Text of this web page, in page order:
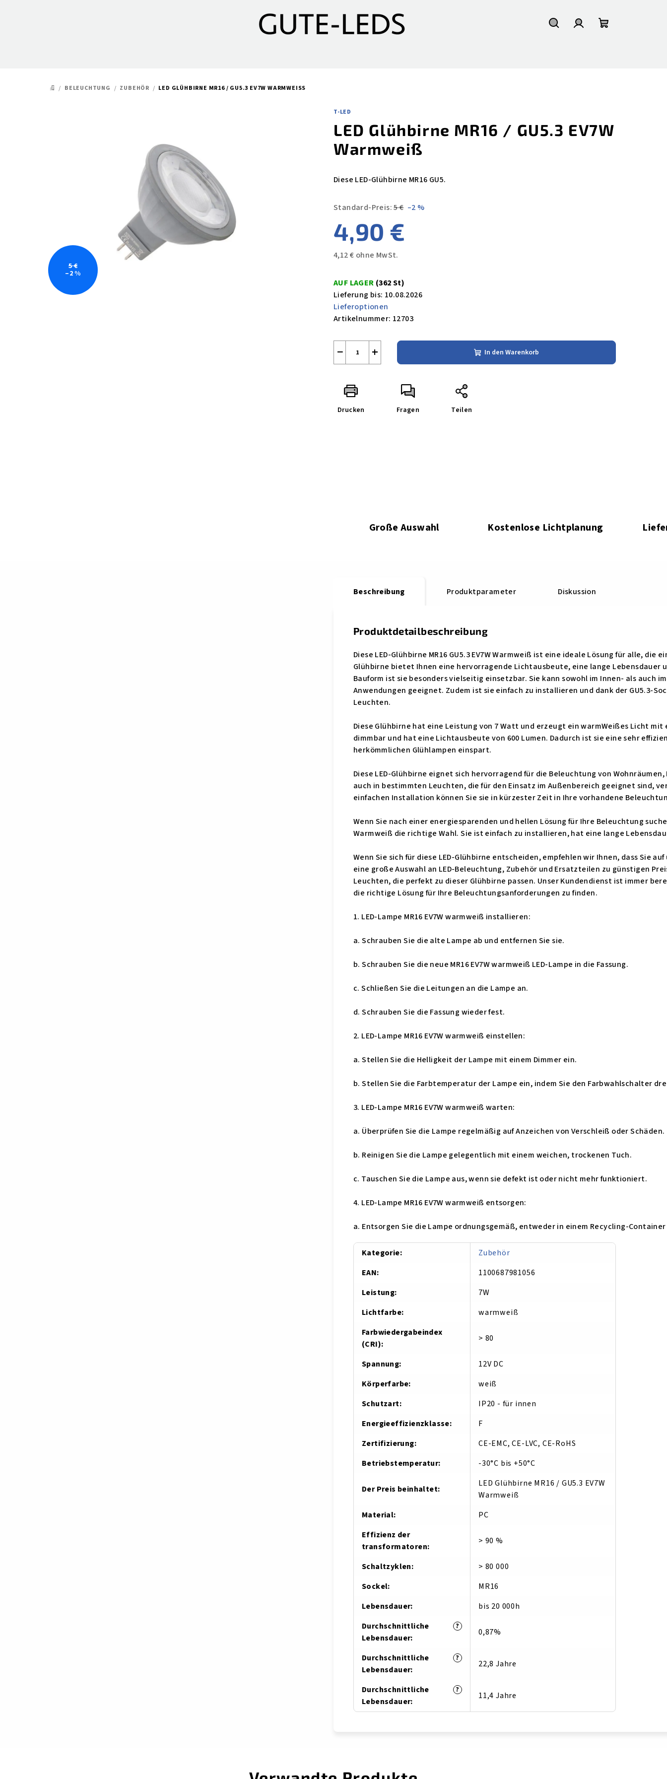
STARTSEITE
/ BELEUCHTUNG / ZU­BE­HÖR / LED GLÜHBIRNE MR16 / GU5.3 EV7W WARMWEISS
T-LED
LED Glühbirne MR16 / GU5.3 EV7W
Warmweiß
Diese LED-Glühbirne MR16 GU5.
Standard-Preis: 5 € –2 %
4,90 €
4,12 € ohne MwSt.
AUF LAGER (362 St)
Lieferung bis: 10.08.2026
Lieferoptionen
Artikelnummer: 12703
+
− In den Warenkorb
Drucken Fragen Teilen
5 €
–2 %
Große Auswahl Kostenlose Lichtplanung
Beschreibung Produktparameter Diskussion
Produktdetailbeschreibung
Diese LED-Glühbirne MR16 GU5.3 EV7W Warmweiß ist eine ideale Lösung für alle,
Glühbirne bietet Ihnen eine hervorragende Lichtausbeute, eine lange Lebensdauer
Bauform ist sie besonders vielseitig einsetzbar. Sie kann sowohl im Innen- als auch
Anwendungen geeignet. Zudem ist sie einfach zu installieren und dank der GU5.3-
Leuchten.
Diese Glühbirne hat eine Leistung von 7 Watt und erzeugt ein warmWeißes Licht
dimmbar und hat eine Lichtausbeute von 600 Lumen. Dadurch ist sie eine sehr
herkömmlichen Glühlampen einspart.
Diese LED-Glühbirne eignet sich hervorragend für die Beleuchtung von
auch in bestimmten Leuchten, die für den Einsatz im Außenbereich geeignet sind,
einfachen Installation können Sie sie in kürzester Zeit in Ihre vorhandene
Wenn Sie nach einer energiesparenden und hellen Lösung für Ihre Beleuchtung
Warmweiß die richtige Wahl. Sie ist einfach zu installieren, hat eine lange
Wenn Sie sich für diese LED-Glühbirne entscheiden, empfehlen wir Ihnen, dass Sie
eine große Auswahl an LED-Beleuchtung, Zubehör und Ersatzteilen zu günstigen
Leuchten, die perfekt zu dieser Glühbirne passen. Unser Kundendienst ist immer
die richtige Lösung für Ihre Beleuchtungsanforderungen zu finden.
1. LED-Lampe MR16 EV7W warmweiß installieren:
a. Schrauben Sie die alte Lampe ab und entfernen Sie sie.
b. Schrauben Sie die neue MR16 EV7W warmweiß LED-Lampe in die Fassung.
c. Schließen Sie die Leitungen an die Lampe an.
d. Schrauben Sie die Fassung wieder fest.
2. LED-Lampe MR16 EV7W warmweiß einstellen:
a. Stellen Sie die Helligkeit der Lampe mit einem Dimmer ein.
b. Stellen Sie die Farbtemperatur der Lampe ein, indem Sie den Farbwahlschalter
3. LED-Lampe MR16 EV7W warmweiß warten:
a. Überprüfen Sie die Lampe regelmäßig auf Anzeichen von Verschleiß oder Schäden.
b. Reinigen Sie die Lampe gelegentlich mit einem weichen, trockenen Tuch.
c. Tauschen Sie die Lampe aus, wenn sie defekt ist oder nicht mehr funktioniert.
4. LED-Lampe MR16 EV7W warmweiß entsorgen:
a. Entsorgen Sie die Lampe ordnungsgemäß, entweder in einem Recycling-
Kategorie:
Zu­be­hör
EAN:
1100687981056
Leistung:
7W
Lichtfarbe:
warmweiß
Farbwiedergabeindex
(CRI):
> 80
Spannung:
12V DC
Körperfarbe:
weiß
Schutzart:
IP20 - für innen
Energieeffizienzklasse:
F
Zertifizierung:
CE-EMC, CE-LVC, CE-RoHS
Betriebstemperatur: -30°C bis +50°C
Der Preis beinhaltet:
LED Glühbirne MR16 / GU5.3 EV7W
Warmweiß
Material:
PC
Effizienz der
transformatoren:
> 90 %
Schaltzyklen:
> 80 000
Sockel:
MR16
Lebensdauer: bis 20 000h
?
Durchschnittliche
Lebensdauer:
0,87%
?
Durchschnittliche
Lebensdauer:
22,8 Jahre
?
Durchschnittliche
Lebensdauer:
11,4 Jahre